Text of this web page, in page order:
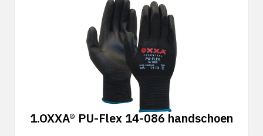
1.OXXA® PU-Flex 14-086 handschoen